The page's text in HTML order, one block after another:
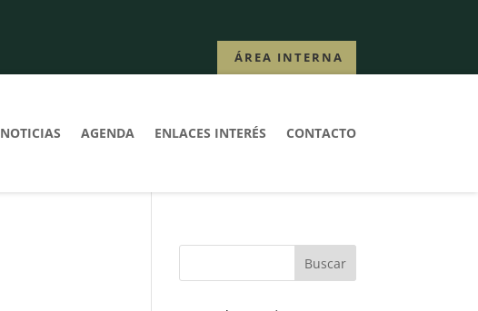
ÁREA INTERNA
NOTICIAS AGENDA ENLACES INTERÉS CONTACTO